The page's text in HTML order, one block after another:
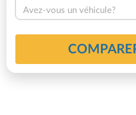
Avez-vous un véhicule?